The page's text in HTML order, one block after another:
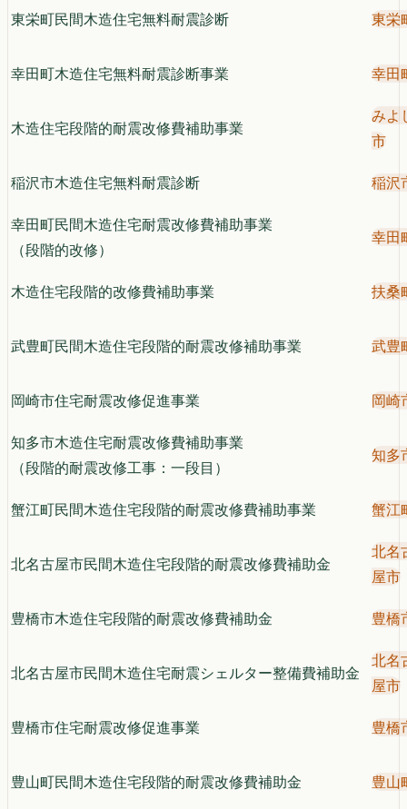
東栄町民間木造住宅無料耐震診断 東栄
幸田町木造住宅無料耐震診断事業 幸田
木造住宅段階的耐震改修費補助事業
みよ
市
稲沢市木造住宅無料耐震診断 稲沢
幸田町民間木造住宅耐震改修費補助事業
（段階的改修）
幸田
木造住宅段階的改修費補助事業 扶桑
武豊町民間木造住宅段階的耐震改修補助事業 武豊
岡崎市住宅耐震改修促進事業 岡崎
知多市木造住宅耐震改修費補助事業
（段階的耐震改修工事：一段目）
知多
蟹江町民間木造住宅段階的耐震改修費補助事業 蟹江
北名古屋市民間木造住宅段階的耐震改修費補助金
北名
屋市
豊橋市木造住宅段階的耐震改修費補助金 豊橋
北名古屋市民間木造住宅耐震シェルター整備費補助金
北名
屋市
豊橋市住宅耐震改修促進事業 豊橋
豊山町民間木造住宅段階的耐震改修費補助金 豊山